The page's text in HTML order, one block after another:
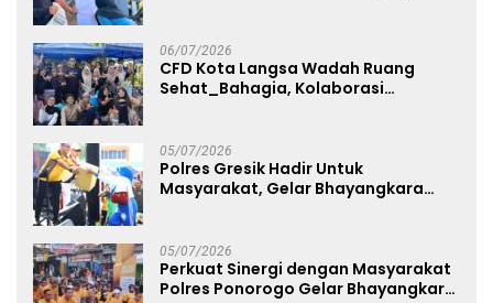
06/07/2026
CFD Kota Langsa Wadah Ruang
Sehat_Bahagia, Kolaborasi
05/07/2026
Polres Gresik Hadir Untuk
Masyarakat, Gelar Bhayangkara
05/07/2026
Perkuat Sinergi dengan Masyarakat
Polres Ponorogo Gelar Bhayangkara